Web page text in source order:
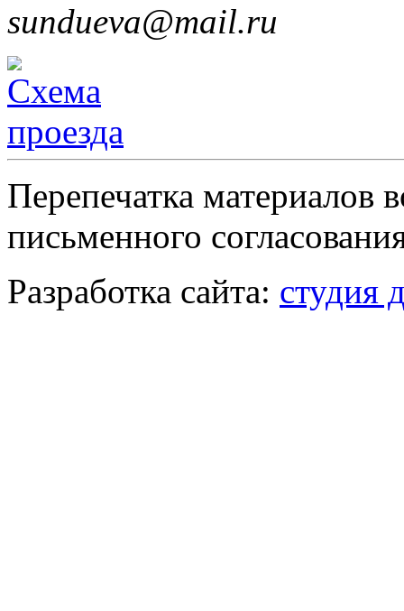
sundueva@mail.ru
Перепечатка материалов
письменного
Разработка сайта: студия